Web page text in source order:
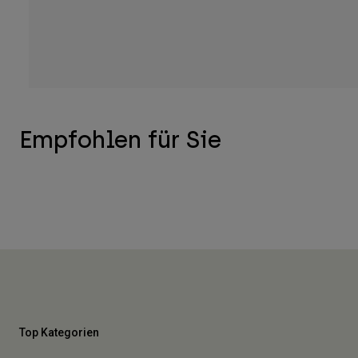
Empfohlen für Sie
Top Kategorien